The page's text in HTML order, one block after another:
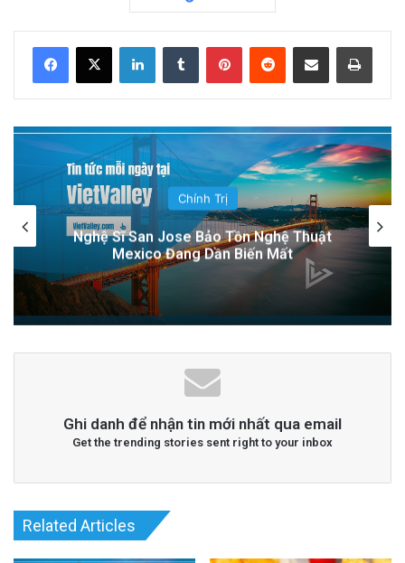
Chuyên Gia Dinh Dưỡng: Hỗ Trợ Bạn Ăn Uống
Bệnh Tật
23 hours ago
Các quản trị viên Alum Rock phản đối cơ sở
ICE tại Nam Hạt: Cuộc chiến vì cộng đồng!
1 day ago
Tại buổi sinh hoạt, một số học sinh đã chia sẻ
kinh nghiệm bị tấn công tình dục và sự thiếu
LinkedInTumblr PinterestReddit Share via Email Print
Đời Sống
Học Khu Đông San Jose Xem Xét Hợp
Đồng Y Tế Gây Tranh Cãi: Quyết Định Ảnh
Hưởng Đến Sức Khỏe Học Sinh
Ghi danh để nhận tin mới nhất qua email
Get the trending stories sent right to your inbox
Related Articles